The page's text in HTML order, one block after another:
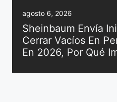
agosto 6, 2026
Sheinbaum Envía
Cerrar Vacíos En
En 2026, Por Qué